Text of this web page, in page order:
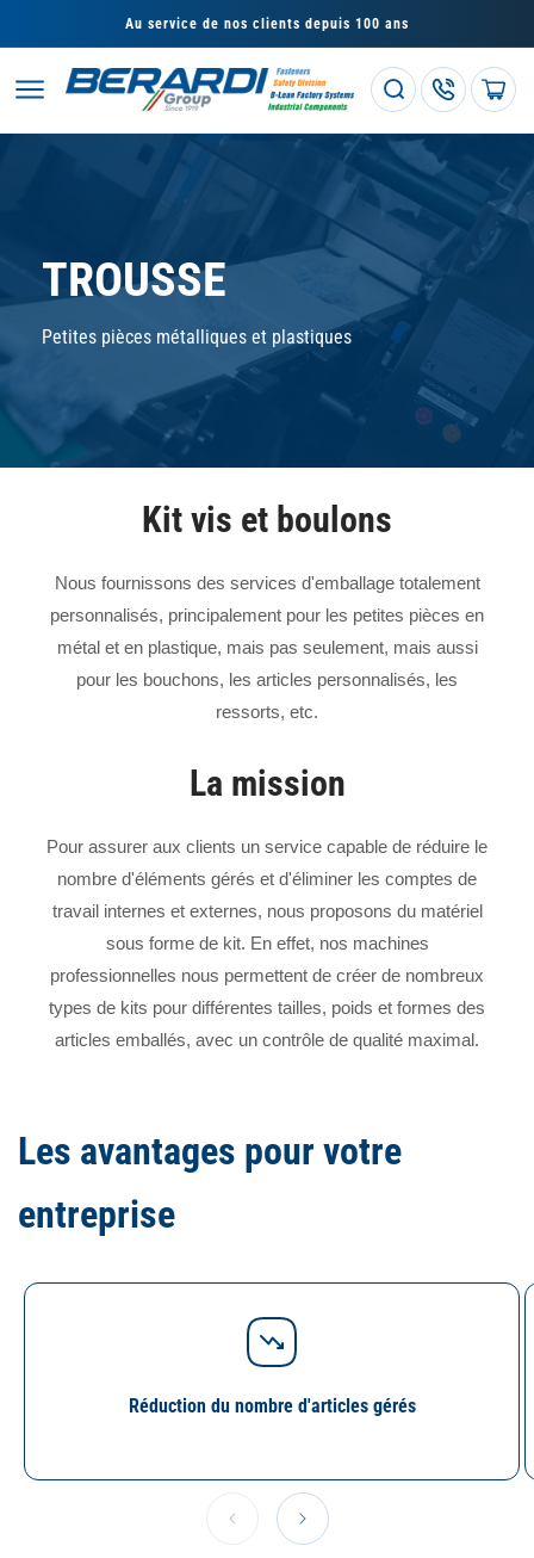
au
contenu
Au service de nos clients depuis 100 ans
Panier
TROUSSE
Petites pièces métalliques et plastiques
Kit vis et boulons
Nous fournissons des services d'emballage totalement
personnalisés, principalement pour les petites pièces en
métal et en plastique, mais pas seulement, mais aussi
pour les bouchons, les articles personnalisés, les
ressorts, etc.
La mission
Pour assurer aux clients un service capable de réduire le
nombre d'éléments gérés et d'éliminer les comptes de
travail internes et externes, nous proposons du matériel
sous forme de kit. En effet, nos machines
professionnelles nous permettent de créer de nombreux
types de kits pour différentes tailles, poids et formes des
articles emballés, avec un contrôle de qualité maximal.
Les avantages pour votre
entreprise
Réduction du nombre d'articles gérés